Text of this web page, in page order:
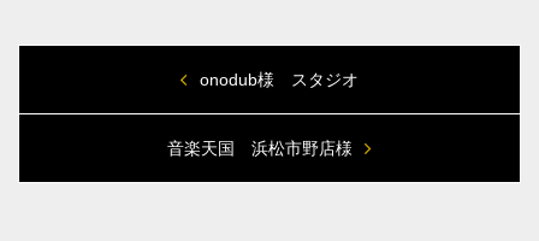
onodub様 スタジオ
音楽天国 浜松市野店様